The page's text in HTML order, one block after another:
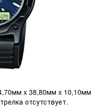
x 38,80мм x 10,10мм
отсутствует.